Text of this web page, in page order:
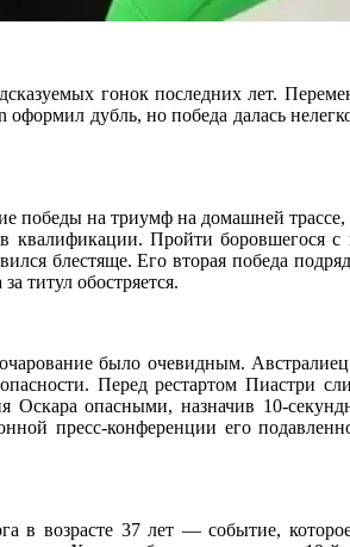
гонок последних лет.
оформил дубль, но победа далась
на триумф на домашней
квалификации. Пройти боровшегося
блестяще. Его вторая победа
титул обостряется.
было очевидным.
Перед рестартом Пиастри
Оскара опасными, назначив 10-
пресс-конференции его
в возрасте 37 лет — событие,